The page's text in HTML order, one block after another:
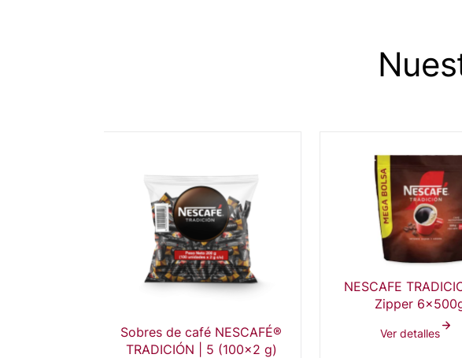
Sobres de café NESCAFÉ®
TRADICIÓN | 5 (100x2 g)
NESCAFE
Zipper
Ver detalles